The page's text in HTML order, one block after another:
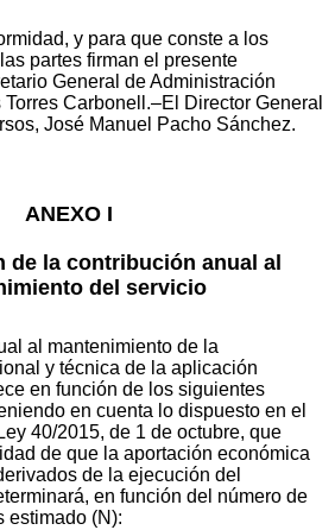
y para que conste a los
partes firman el presente
General de Administración
Carbonell.–El Director General
José Manuel Pacho Sánchez.
ANEXO I
de la contribución anual al
del servicio
al mantenimiento de la
y técnica de la aplicación
en función de los siguientes
en cuenta lo dispuesto en el
40/2015, de 1 de octubre, que
de que la aportación económica
de la ejecución del
en función del número de
estimado (N):